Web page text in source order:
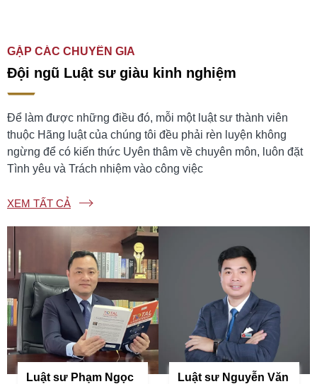
GẶP CÁC CHUYÊN GIA
Đội ngũ Luật sư giàu kinh nghiệm
Để làm được những điều đó, mỗi một luật sư thành viên
thuộc Hãng luật của chúng tôi đều phải rèn luyện không
ngừng để có kiến thức Uyên thâm về chuyên môn, luôn đặt
Tình yêu và Trách nhiệm vào công việc
XEM TẤT CẢ
Luật sư Phạm Ngọc
Luật sư Nguyễn Văn